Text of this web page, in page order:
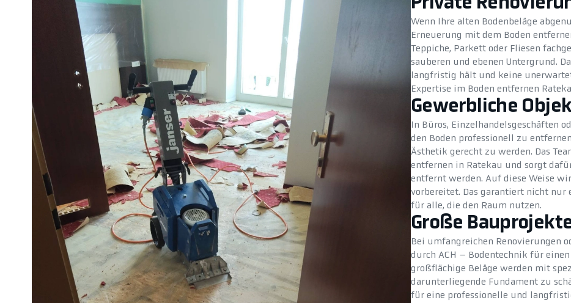
Private
Wenn Ihre alten Bodenbeläge
Erneuerung mit dem Boden
Teppiche, Parkett oder Fliesen
sauberen und ebenen Untergrund.
langfristig hält und keine
Expertise im Boden entfernen
Gewerbliche
In Büros, Einzelhandelsgeschäften
den Boden professionell zu
Ästhetik gerecht zu werden. Das
entfernen in Ratekau und sorgt
entfernt werden. Auf diese Weise
vorbereitet. Das garantiert nicht nur
für alle, die den Raum nutzen.
Große
Bei umfangreichen Renovierungen
durch ACH – Bodentechnik für
großflächige Beläge werden mit
darunterliegende Fundament zu
für eine professionelle und